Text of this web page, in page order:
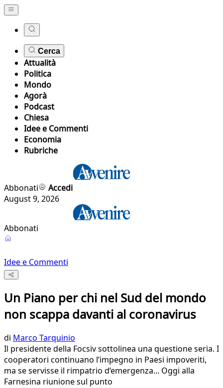
Cerca
Attualità
Politica
Mondo
Agorà
Podcast
Chiesa
Idee e Commenti
Economia
Rubriche
Abbonati
Accedi
August 9, 2026
Abbonati
Idee e Commenti
Un Piano per chi nel Sud del mondo
non scappa davanti al coronavirus
di Marco Tarquinio
Il presidente della Focsiv sottolinea una questione seria. I
cooperatori continuano l’impegno in Paesi impoveriti,
ma se servisse il rimpatrio d’emergenza... Oggi alla
Farnesina riunione sul punto